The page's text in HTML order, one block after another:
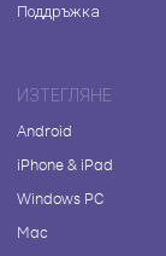
Поддръжка
ИЗТЕГЛЯНЕ
Android
iPhone & iPad
Windows PC
Mac